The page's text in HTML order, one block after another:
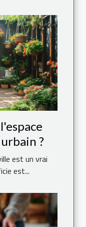
?
est un vrai
est...